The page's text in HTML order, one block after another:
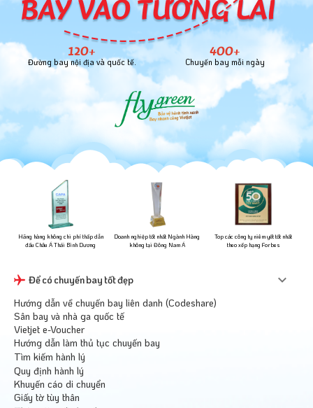
120+
Đường bay nội địa và quốc tế.
400+
Chuyến bay mỗi ngày
Hãng hàng không chi phí thấp dẫn
đầu Châu Á Thái Bình Dương
Doanh nghiệp tốt nhất Ngành Hàng
không tại Đông Nam Á
Top các công ty niêm yết tốt nhất
theo xếp hạng Forbes
Để có chuyến bay tốt đẹp
Hướng dẫn về chuyến bay liên danh (Codeshare)
Sân bay và nhà ga quốc tế
Vietjet e-Voucher
Hướng dẫn làm thủ tục chuyến bay
Tìm kiếm hành lý
Quy định hành lý
Khuyến cáo di chuyển
Giấy tờ tùy thân